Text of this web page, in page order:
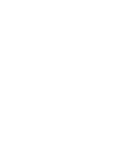
vhodná pro děti, cca 200 m.